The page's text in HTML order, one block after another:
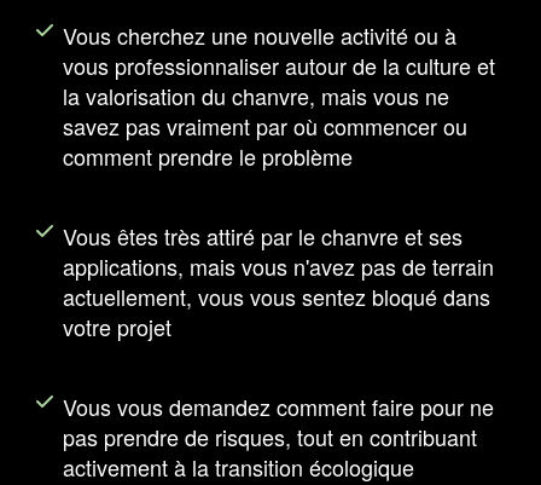
Vous cherchez une nouvelle activité ou à
vous professionnaliser autour de la culture et
la valorisation du chanvre, mais vous ne
savez pas vraiment par où commencer ou
comment prendre le problème
Vous êtes très attiré par le chanvre et ses
applications, mais vous n'avez pas de terrain
actuellement, vous vous sentez bloqué dans
votre projet
Vous vous demandez comment faire pour ne
pas prendre de risques, tout en contribuant
activement à la transition écologique